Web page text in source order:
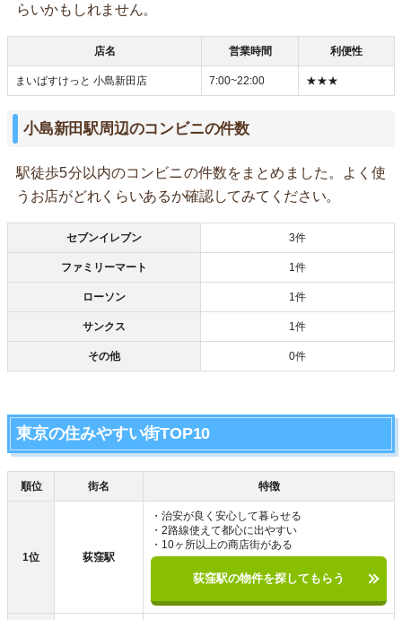
らいかもしれません。
店名 営業時間 利便性
まいばすけっと 小島新田店 7:00~22:00 ★★★
小島新田駅周辺のコンビニの件数
駅徒歩5分以内のコンビニの件数をまとめました。よく使
うお店がどれくらいあるか確認してみてください。
セブンイレブン 3件
ファミリーマート 1件
ローソン 1件
サンクス 1件
その他 0件
東京の住みやすい街TOP10
順位 街名 特徴
1位 荻窪駅
・治安が良く安心して暮らせる
・2路線使えて都心に出やすい
・10ヶ所以上の商店街がある
荻窪駅の物件を探してもらう